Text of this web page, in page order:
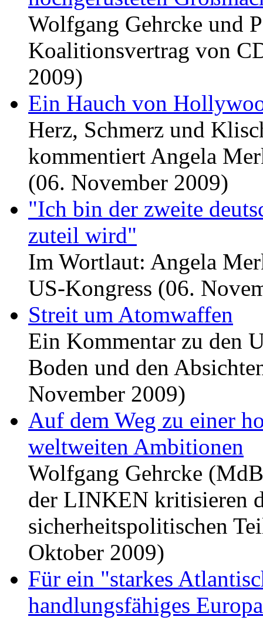
Wolfgang Gehrcke und
Koalitionsvertrag von
2009)
Ein Hauch von
Herz, Schmerz und
kommentiert Angela
(06. November 2009)
"Ich bin der zweite
zuteil wird"
Im Wortlaut: Angela
US-Kongress (06.
Streit um Atomwaffen
Ein Kommentar zu den
Boden und den
November 2009)
Auf dem Weg zu einer
weltweiten Ambitionen
Wolfgang Gehrcke
der LINKEN kritisieren
sicherheitspolitischen
Oktober 2009)
Für ein "starkes
handlungsfähiges